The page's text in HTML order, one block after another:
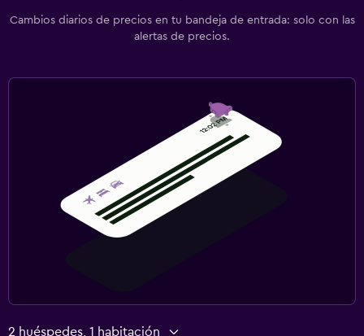
Cambios diarios de precios en tu bandeja de entrada: solo con las
alertas de precios.
2 huéspedes, 1 habitación